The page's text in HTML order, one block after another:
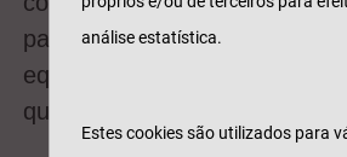
participaram vestidos a rigor
equipamento completo,
que carregam durante o
análise estatística.
Estes cookies são utilizados para